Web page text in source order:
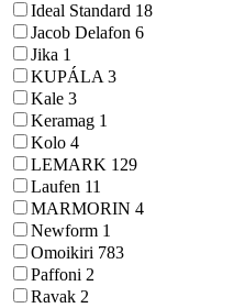
Ideal Standard 18
Jacob Delafon 6
Jika 1
KUPÁLA 3
Kale 3
Keramag 1
Kolo 4
LEMARK 129
Laufen 11
MARMORIN 4
Newform 1
Omoikiri 783
Paffoni 2
Ravak 2